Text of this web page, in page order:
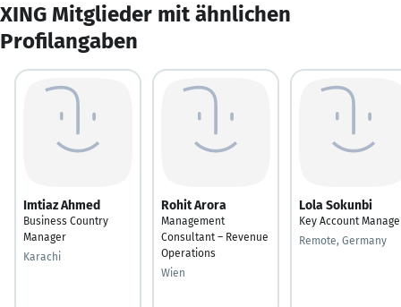
XING Mitglieder mit ähnlichen
Profilangaben
Imtiaz Ahmed
Business Country
Manager
Karachi
Rohit Arora
Management
Consultant – Revenue
Operations
Wien
Lola Sokunbi
Key Account
Remote, Germany